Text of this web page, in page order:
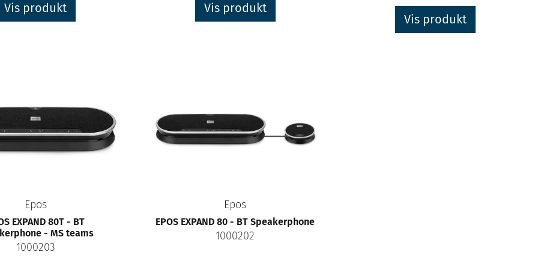
Vis produkt Vis produkt
Vis produkt
Epos
EXPAND 80T - BT
- MS teams
1000203
Epos
EPOS EXPAND 80 - BT Speakerphone
1000202